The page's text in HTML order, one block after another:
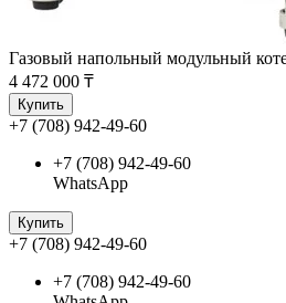
Газовый напольный модульный
4 472 000 ₸
Купить
+7 (708) 942-49-60
+7 (708) 942-49-60
WhatsApp
Купить
+7 (708) 942-49-60
+7 (708) 942-49-60